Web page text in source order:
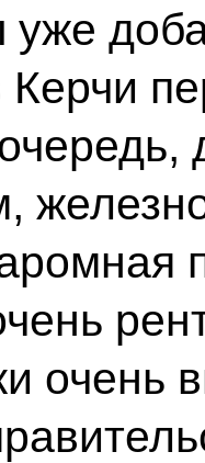
Керчи
очень